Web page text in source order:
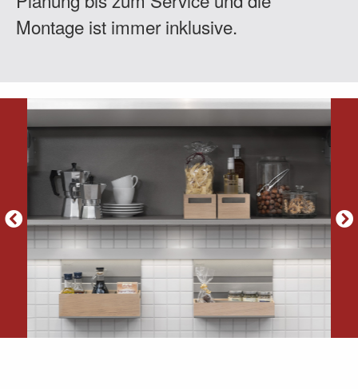
Montage ist immer inklusive.